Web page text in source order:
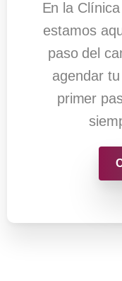
En la
estamos
paso del
agendar
primer